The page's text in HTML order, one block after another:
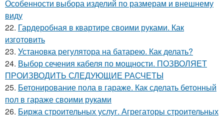
Особенности выбора изделий по размерам и внешнему
виду
22. Гардеробная в квартире своими руками. Как
изготовить
23. Установка регулятора на батарею. Как делать?
24. Выбор сечения кабеля по мощности. ПОЗВОЛЯЕТ
ПРОИЗВОДИТЬ СЛЕДУЮЩИЕ РАСЧЕТЫ
25. Бетонирование пола в гараже. Как сделать бетонный
пол в гараже своими руками
26. Биржа строительных услуг. Агрегаторы строительных